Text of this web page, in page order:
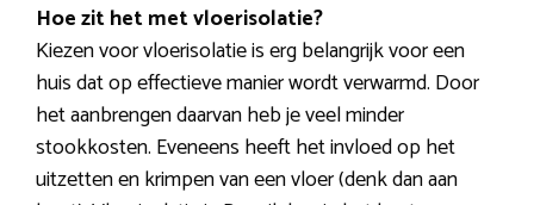
Hoe zit het met vloerisolatie?
Kiezen voor vloerisolatie is erg belangrijk voor een
huis dat op effectieve manier wordt verwarmd. Door
het aanbrengen daarvan heb je veel minder
stookkosten. Eveneens heeft het invloed op het
uitzetten en krimpen van een vloer (denk dan aan